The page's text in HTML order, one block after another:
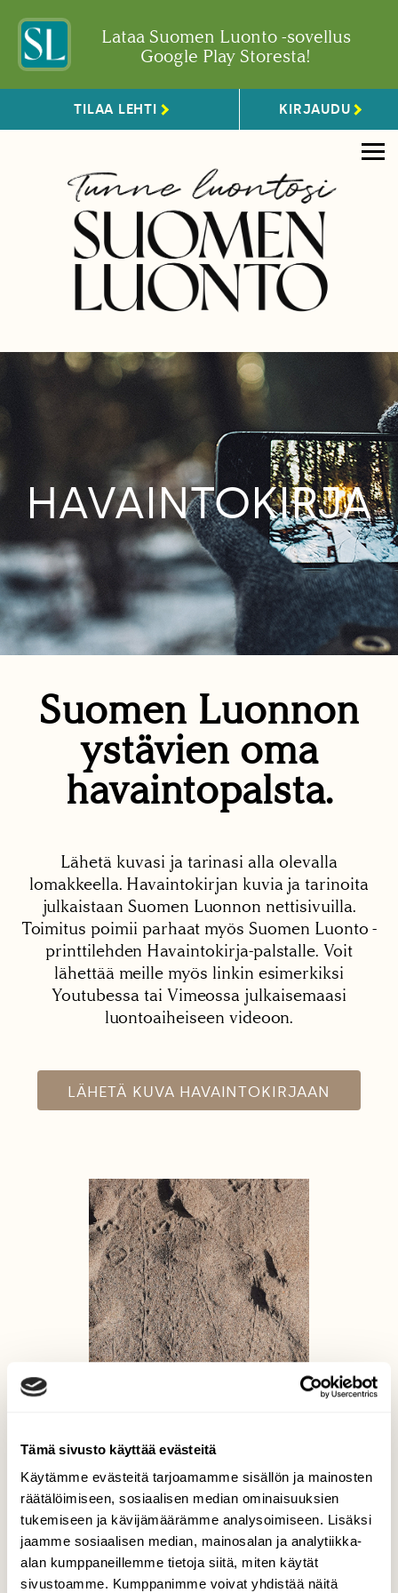
Tämä sivusto käyttää evästeitä
Käytämme evästeitä tarjoamamme sisällön ja mainosten
räätälöimiseen, sosiaalisen median ominaisuuksien
tukemiseen ja kävijämäärämme analysoimiseen. Lisäksi
jaamme sosiaalisen median, mainosalan ja analytiikka-
alan kumppaneillemme tietoja siitä, miten käytät
sivustoamme. Kumppanimme voivat yhdistää näitä
Lataa Suomen Luonto -sovellus
Google Play Storesta!
TILAA LEHTI KIRJAUDU
HAVAINTOKIRJA
Suomen Luonnon
ystävien oma
havaintopalsta.
Lähetä kuvasi ja tarinasi alla olevalla
lomakkeella. Havaintokirjan kuvia ja tarinoita
julkaistaan Suomen Luonnon nettisivuilla.
Toimitus poimii parhaat myös Suomen Luonto -
printtilehden Havaintokirja-palstalle. Voit
lähettää meille myös linkin esimerkiksi
Youtubessa tai Vimeossa julkaisemaasi
luontoaiheiseen videoon.
LÄHETÄ KUVA HAVAINTOKIRJAAN